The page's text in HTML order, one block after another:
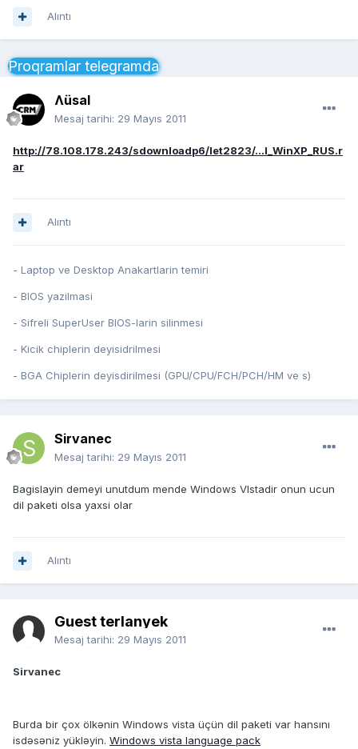
Alıntı
Proqramlar telegramda
Ʌüsal
Mesaj tarihi: 29 Mayıs 2011
http://78.108.178.243/sdownloadp6/let2823/...I_WinXP_RUS.r
ar
Alıntı
- Laptop ve Desktop Anakartlarin temiri
- BIOS yazilmasi
- Sifreli SuperUser BIOS-larin silinmesi
- Kicik chiplerin deyisidrilmesi
- BGA Chiplerin deyisdirilmesi (GPU/CPU/FCH/PCH/HM ve s)
Sirvanec
Mesaj tarihi: 29 Mayıs 2011
Bagislayin demeyi unutdum mende Windows VIstadir onun ucun
dil paketi olsa yaxsi olar
Alıntı
Guest terlanyek
Mesaj tarihi: 29 Mayıs 2011
Sirvanec
Burda bir çox ölkənin Windows vista üçün dil paketi var hansını
isdəsəniz yükləyin. Windows vista language pack